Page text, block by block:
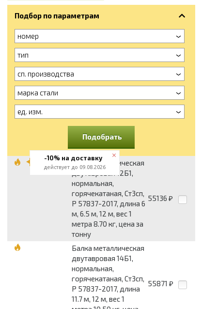
Подбор по параметрам
номер
тип
сп. производства
марка стали
ед. изм.
Подобрать
Балка металлическая
двутавровая 12Б1,
нормальная,
горячекатаная, Ст3сп,
Р 57837-2017, длина 6
м, 6.5 м, 12 м, вес 1
метра 8.70 кг, цена за
тонну
55136 ₽
Балка металлическая
двутавровая 14Б1,
нормальная,
горячекатаная, Ст3сп,
Р 57837-2017, длина
11.7 м, 12 м, вес 1
55871 ₽
-10% на доставку
действует до 09.08.2026